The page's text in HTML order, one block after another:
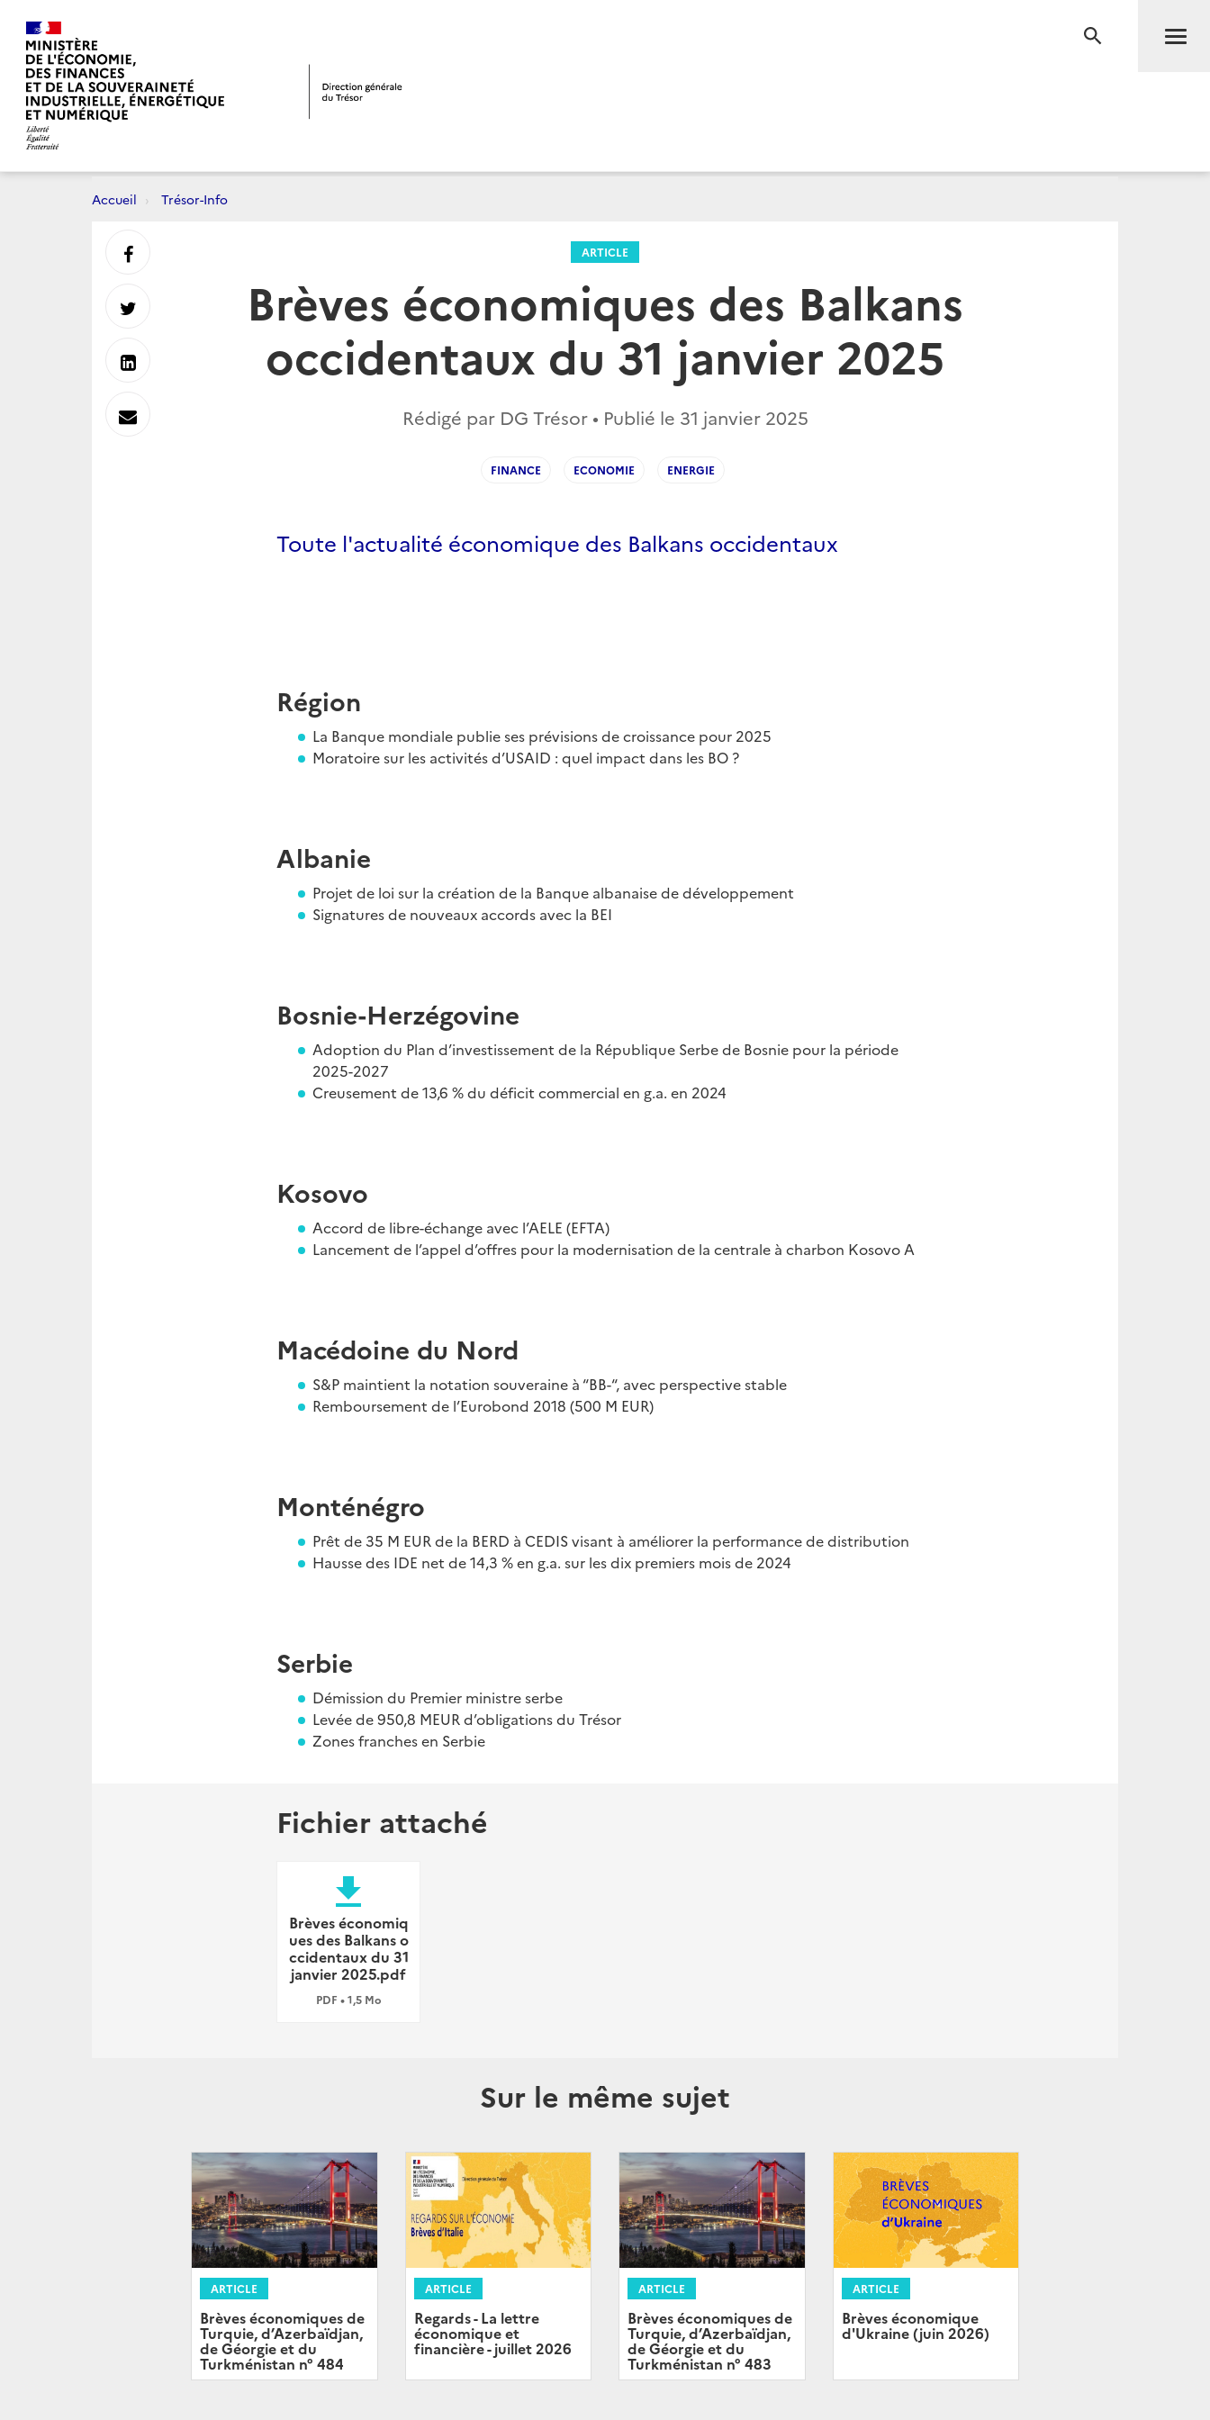
RECHERCHE
Accueil Trésor-Info
ARTICLE
Brèves économiques des Balkans
occidentaux du 31 janvier 2025
Rédigé par DG Trésor • Publié le 31 janvier 2025
FINANCE ECONOMIE ENERGIE
Toute l'actualité économique des Balkans occidentaux
Région
La Banque mondiale publie ses prévisions de croissance pour 2025
Moratoire sur les activités d’USAID : quel impact dans les BO ?
Albanie
Projet de loi sur la création de la Banque albanaise de développement
Signatures de nouveaux accords avec la BEI
Bosnie-Herzégovine
Adoption du Plan d’investissement de la République Serbe de Bosnie pour la période
2025-2027
Creusement de 13,6 % du déficit commercial en g.a. en 2024
Kosovo
Accord de libre-échange avec l’AELE (EFTA)
Lancement de l’appel d’offres pour la modernisation de la centrale à charbon Kosovo A
Macédoine du Nord
S&P maintient la notation souveraine à “BB-“, avec perspective stable
Remboursement de l’Eurobond 2018 (500 M EUR)
Monténégro
Prêt de 35 M EUR de la BERD à CEDIS visant à améliorer la performance de distribution
Hausse des IDE net de 14,3 % en g.a. sur les dix premiers mois de 2024
Serbie
Démission du Premier ministre serbe
Levée de 950,8 MEUR d’obligations du Trésor
Zones franches en Serbie
Fichier attaché
file_download
Brèves économiq
ues des Balkans o
ccidentaux du 31
janvier 2025.pdf
PDF • 1,5 Mo
Sur le même sujet
ARTICLE
Brèves économiques de
Turquie, d’Azerbaïdjan,
de Géorgie et du
Turkménistan n° 484
ARTICLE
Regards - La lettre
économique et
financière - juillet 2026
ARTICLE
Brèves économiques de
Turquie, d’Azerbaïdjan,
de Géorgie et du
Turkménistan n° 483
ARTICLE
Brèves économique
d'Ukraine (juin 2026)
Partager
sur
Partager
sur
Partager
sur
Envoyer